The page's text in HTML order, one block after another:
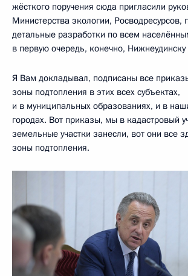
жёсткого поручения сюда пригласили
Министерства экологии, Росводресурсов,
детальные разработки по всем
в первую очередь, конечно, Нижнеудинску
Я Вам докладывал, подписаны все
зоны подтопления в этих всех субъектах,
и в муниципальных образованиях, и в
городах. Вот приказы, мы в кадастровый
земельные участки занесли, вот они все
зоны подтопления.